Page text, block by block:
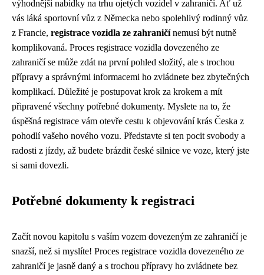
výhodnější nabídky na trhu ojetých vozidel v zahraničí. Ať už
vás láká sportovní vůz z Německa nebo spolehlivý rodinný vůz
z Francie, registrace vozidla ze zahraničínemusí být nutně
komplikovaná. Proces registrace vozidla dovezeného ze
zahraničí se může zdát na první pohled složitý, ale s trochou
přípravy a správnými informacemi ho zvládnete bez zbytečných
komplikací. Důležité je postupovat krok za krokem a mít
připravené všechny potřebné dokumenty. Myslete na to, že
úspěšná registrace vám otevře cestu k objevování krás Česka z
pohodlí vašeho nového vozu. Představte si ten pocit svobody a
radosti z jízdy, až budete brázdit české silnice ve voze, který jste
si sami dovezli.
Potřebné dokumenty k registraci
Začít novou kapitolu s vaším vozem dovezeným ze zahraničí je
snazší, než si myslíte! Proces registrace vozidla dovezeného ze
zahraničí je jasně daný a s trochou přípravy ho zvládnete bez